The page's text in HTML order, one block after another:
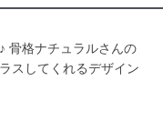
骨格ナチュラルさんの
スしてくれるデザイン